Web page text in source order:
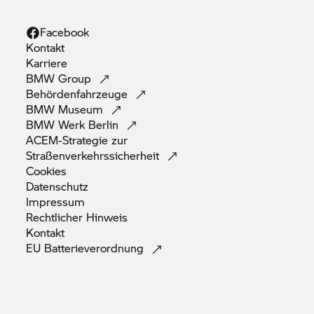
Facebook
Kontakt
Karriere
BMWGroup
Behördenfahrzeuge
BMW Museum
BMW Werk Berlin
ACEM-Strategie zur
Straßenverkehrssicherheit
Cookies
Datenschutz
Impressum
Rechtlicher Hinweis
Kontakt
EU Batterieverordnung